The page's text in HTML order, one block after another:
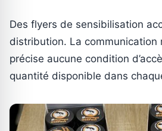
Des flyers de sensibilisation
distribution. La communication
précise aucune condition
quantité disponible dans